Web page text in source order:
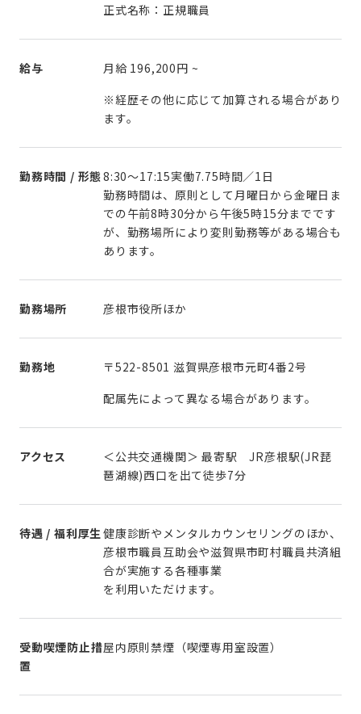
正式名称：正規職員
給与 月給 196,200円 ~
※経歴その他に応じて加算される場合があり
ます。
勤務時間 / 形態8:30〜17:15実働7.75時間／1⽇
勤務時間は、原則として⽉曜⽇から⾦曜⽇ま
での午前8時30分から午後5時15分までです
が、勤務場所により変則勤務等がある場合も
あります。
勤務場所 彦根市役所ほか
勤務地
〒522-8501 滋賀県彦根市元町4番2号
配属先によって異なる場合があります。
アクセス
＜公共交通機関＞ 最寄駅 JR彦根駅(JR琵
琶湖線)⻄⼝を出て徒歩7分
待遇 / 福利厚生 健康診断やメンタルカウンセリングのほか、
彦根市職員互助会や滋賀県市町村職員共済組
合が実施する各種事業
を利⽤いただけます。
受動喫煙防止措
置
屋内原則禁煙（喫煙専用室設置）